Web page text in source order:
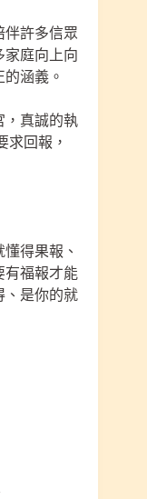
伴許多信眾
家庭向上向
涵義。
，真誠的執
求回報，
得果報、
有福報才能
、是你的就